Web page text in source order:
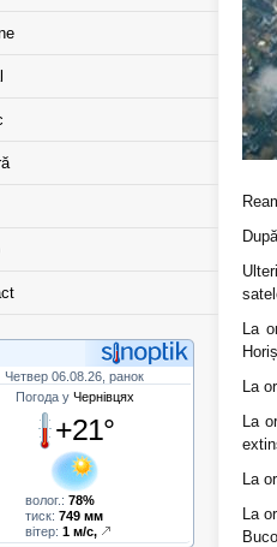
Четвер 06.08.26, ранок
Погода у Чернівцях
+21°
волог.: 78%
тиск: 749 мм
вітер: 1 м/с,
La
La
La
La
La